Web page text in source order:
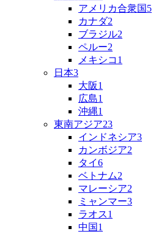
アメリカ合衆国5
カナダ2
ブラジル2
ペルー2
メキシコ 1
日本3
大阪1
広島1
沖縄1
東南アジア23
インドネシア3
カンボジア2
タイ6
ベトナム2
マレーシア2
ミャンマー3
ラオス1
中国1